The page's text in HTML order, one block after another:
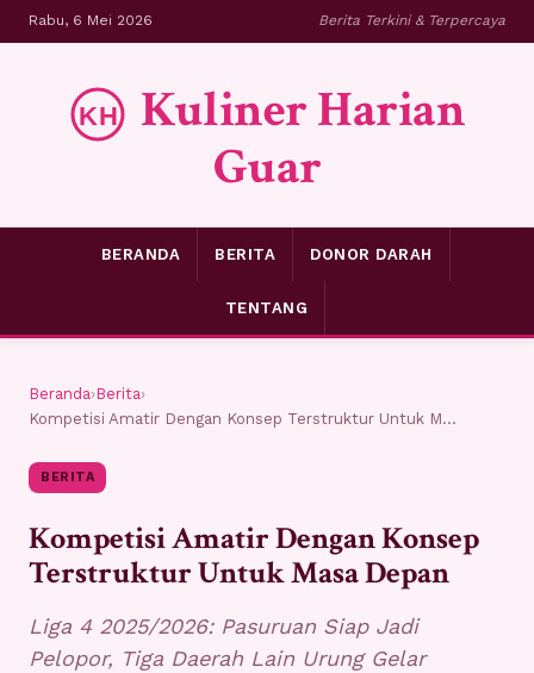
Rabu, 6 Mei 2026 Berita Terkini & Terpercaya
Kuliner Harian
Guar
BERANDA BERITA DONOR DARAH
TENTANG
Beranda›Berita›
Kompetisi Amatir Dengan Konsep Terstruktur Untuk M...
BERITA
Kompetisi Amatir Dengan Konsep
Terstruktur Untuk Masa Depan
Liga 4 2025/2026: Pasuruan Siap Jadi
Pelopor, Tiga Daerah Lain Urung Gelar